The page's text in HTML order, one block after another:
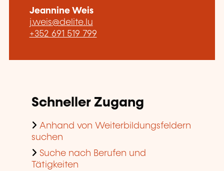
Jeannine Weis
j.weis@delite.lu
+352 691 519 799
Schneller Zugang
Anhand von Weiterbildungsfeldern
suchen
Suche nach Berufen und
Tätigkeiten